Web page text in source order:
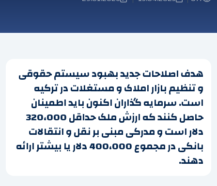
هدف اصلاحات جدید بهبود سیستم حقوقی
و تنظیم بازار املاک و مستغلات در ترکیه
است. سرمایه گذاران اکنون باید اطمینان
حاصل کنند که ارزش ملک حداقل 320،000
دلار است و مدرکی مبنی بر نقل و انتقالات
بانکی در مجموع 400،000 دلار یا بیشتر ارائه
دهند.